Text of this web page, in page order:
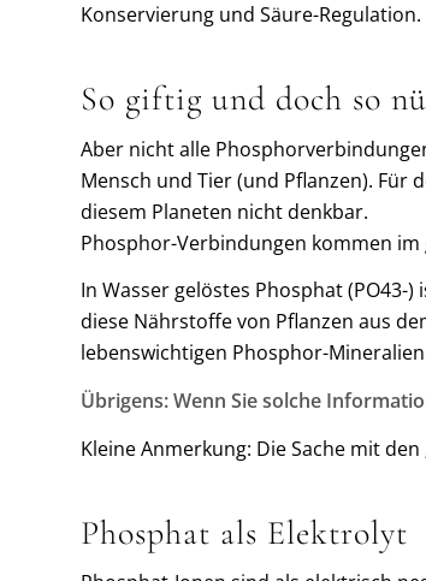
Konservierung und Säure-
So giftig und doch so
Aber nicht alle
Mensch und Tier (und Pflanzen). Für
diesem Planeten nicht denkbar.
Phosphor-Verbindungen kommen
In Wasser gelöstes Phosphat (PO43-
diese Nährstoffe von Pflanzen aus
lebenswichtigen Phosphor-
Übrigens: Wenn Sie solche
Kleine Anmerkung: Die Sache mit
Phosphat als Elektrolyt